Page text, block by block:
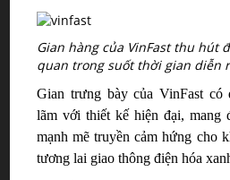
Gian hàng của VinFast thu hút
quan trong suốt thời gian diễn
Gian trưng bàycủa VinFastcó
lãm với thiết kế hiện đại, mang
mạnh mẽ truyền cảm hứng cho
tương lai giao thông điện hóa